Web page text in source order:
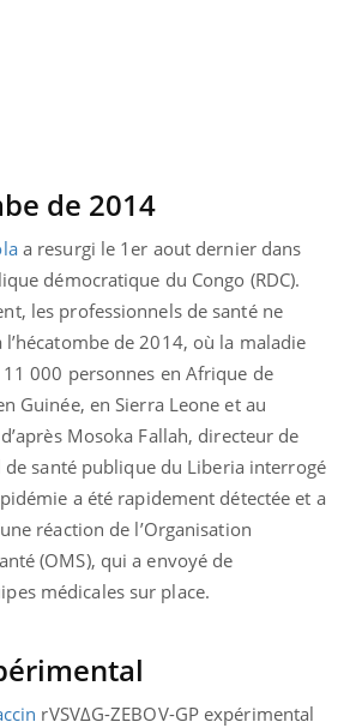
de 2014
a resurgi le 1er aout dernier dans
démocratique du Congo (RDC).
les professionnels de santé ne
l’hécatombe de 2014, où la maladie
000 personnes en Afrique de
Guinée, en Sierra Leone et au
Mosoka Fallah, directeur de
de santé publique du Liberia interrogé
a été rapidement détectée et a
réaction de l’Organisation
(OMS), qui a envoyé de
médicales sur place.
rVSVΔG-ZEBOV-GP expérimental